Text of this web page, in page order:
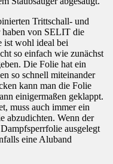
Trittschall- und
von SELIT die
ist wohl ideal bei
so einfach wie zunächst
Die Folie hat ein
so schnell miteinander
kann man die Folie
einigermaßen geklappt.
muss auch immer ein
abzudichten. Wenn der
ausgelegt
eine Aluband